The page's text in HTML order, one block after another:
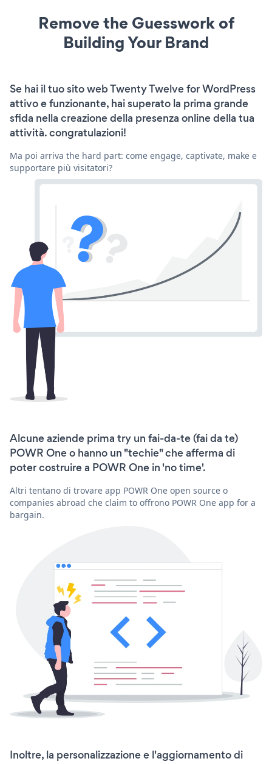
Remove the Guesswork of
Building Your Brand
Se hai il tuo sito web Twenty Twelve for WordPress
attivo e funzionante, hai superato la prima grande
sfida nella creazione della presenza online della tua
attività. congratulazioni!
Ma poi arriva the hard part: come engage, captivate, make e
supportare più visitatori?
Alcune aziende prima try un fai-da-te (fai da te)
POWR One o hanno un "techie" che afferma di
poter costruire a POWR One in 'no time'.
Altri tentano di trovare app POWR One open source o
companies abroad che claim to offrono POWR One app for a
bargain.
Inoltre, la personalizzazione e l'aggiornamento di